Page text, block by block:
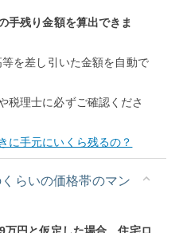
手残り金額を算出できま
を差し引いた金額を自動で
税理士に必ずご確認くださ
に手元にいくら残るの？
らいの価格帯のマン